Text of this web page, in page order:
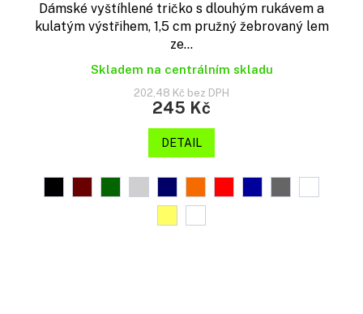
Dámské vyštíhlené tričko s dlouhým rukávem a
kulatým výstřihem, 1,5 cm pružný žebrovaný lem
ze...
Skladem na centrálním skladu
202,48 Kč bez DPH
245 Kč
DETAIL